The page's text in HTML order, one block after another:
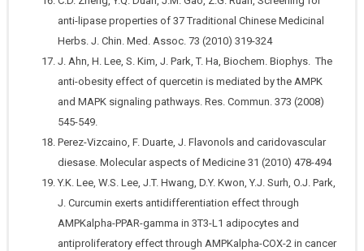
anti-lipase properties of 37 Traditional Chinese Medicinal
Herbs. J. Chin. Med. Assoc. 73 (2010) 319-324
J. Ahn, H. Lee, S. Kim, J. Park, T. Ha, Biochem. Biophys. The
anti-obesity effect of quercetin is mediated by the AMPK
and MAPK signaling pathways. Res. Commun. 373 (2008)
545-549.
Perez-Vizcaino, F. Duarte, J. Flavonols and caridovascular
diesase. Molecular aspects of Medicine 31 (2010) 478-494
Y.K. Lee, W.S. Lee, J.T. Hwang, D.Y. Kwon, Y.J. Surh, O.J. Park,
J. Curcumin exerts antidifferentiation effect through
AMPKalpha-PPAR-gamma in 3T3-L1 adipocytes and
antiproliferatory effect through AMPKalpha-COX-2 in cancer